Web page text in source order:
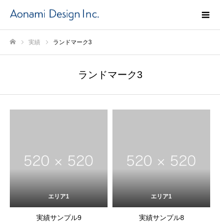
実績 ランドマーク3
ランドマーク3
エリア1
実績サンプル9
エリア1
実績サンプル8